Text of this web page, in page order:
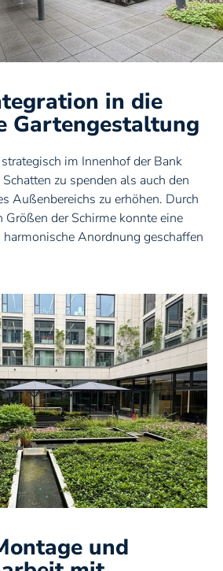
Haustüren
Fenster
in die
Gartengestaltung
im Innenhof der Bank
zu spenden als auch den
Außenbereichs zu erhöhen. Durch
der Schirme konnte eine
Anordnung geschaffen
und